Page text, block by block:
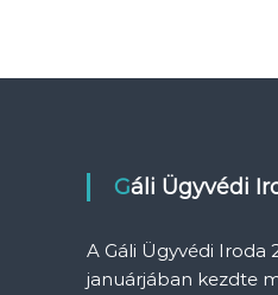
Gáli Ügyvédi
A Gáli Ügyvédi Iroda
januárjában kezdte